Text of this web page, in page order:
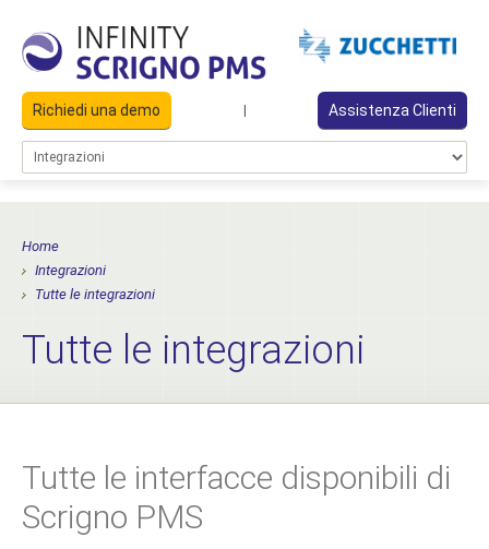
Richiedi una demo | Assistenza Clienti
Home
Integrazioni
Tutte le integrazioni
Tutte le integrazioni
Tutte le interfacce disponibili di
Scrigno PMS